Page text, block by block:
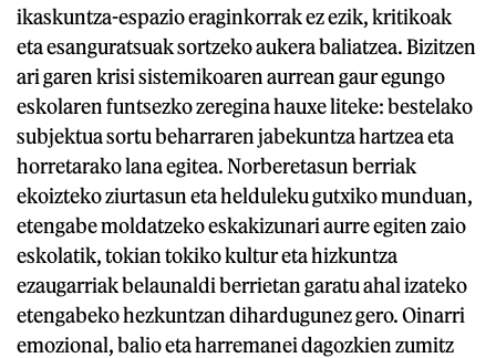
ikaskuntza-espazio eraginkorrak ez ezik, kritikoak
eta esanguratsuak sortzeko aukera baliatzea. Bizitzen
ari garen krisi sistemikoaren aurrean gaur egungo
eskolaren funtsezko zeregina hauxe liteke: bestelako
subjektua sortu beharraren jabekuntza hartzea eta
horretarako lana egitea. Norberetasun berriak
ekoizteko ziurtasun eta helduleku gutxiko munduan,
etengabe moldatzeko eskakizunari aurre egiten zaio
eskolatik, tokian tokiko kultur eta hizkuntza
ezaugarriak belaunaldi berrietan garatu ahal izateko
etengabeko hezkuntzan dihardugunez gero. Oinarri
emozional, balio eta harremanei dagozkien zumitz